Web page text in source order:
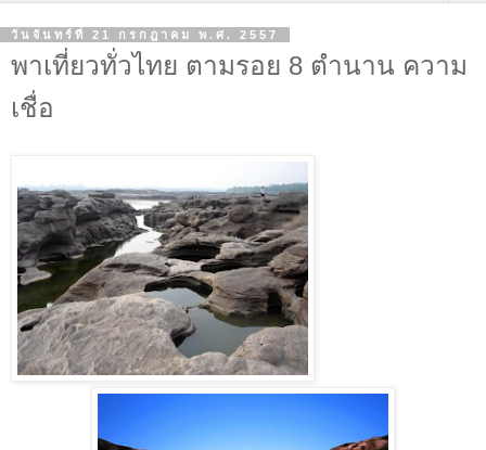
วันจันทร์ที่ 21 กรกฎาคม พ.ศ. 2557
พาเที่ยวทั่วไทย ตามรอย 8 ตำนาน ความ
เชื่อ